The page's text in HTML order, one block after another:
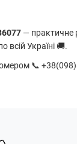
— практичне
всій Україні 🚚.
📞